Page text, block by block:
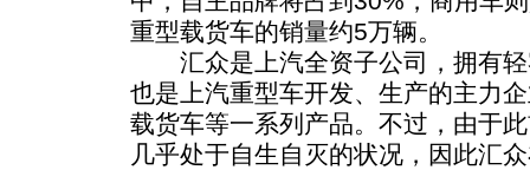
重型载货车的销量约5万辆。
汇众是上汽全资子公司，拥有轻
也是上汽重型车开发、生产的主力
载货车等一系列产品。不过，由于
几乎处于自生自灭的状况，因此汇